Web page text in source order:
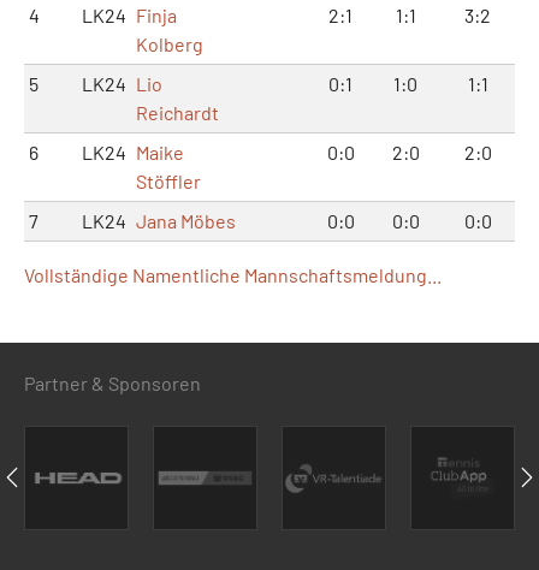
4 LK24 Finja
Kolberg
2:1 1:1 3:2
5 LK24 Lio
Reichardt
0:1 1:0 1:1
6 LK24 Maike
Stöffler
0:0 2:0 2:0
7 LK24 Jana Möbes 0:0 0:0 0:0
Vollständige Namentliche Mannschaftsmeldung...
Partner & Sponsoren